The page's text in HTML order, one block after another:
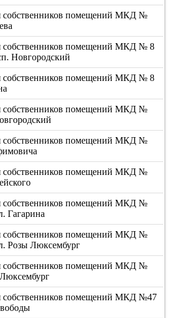
собственников помещений МКД №
собственников помещений МКД № 8
Новгородский
собственников помещений МКД № 8
собственников помещений МКД №
собственников помещений МКД №
собственников помещений МКД №
собственников помещений МКД №
Гагарина
собственников помещений МКД №
Розы Люксембург
собственников помещений МКД №
собственников помещений МКД №47